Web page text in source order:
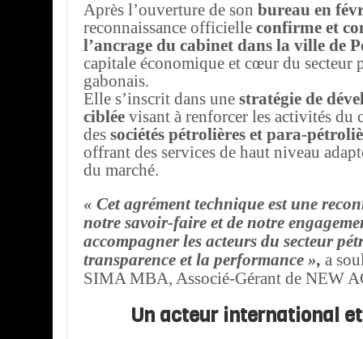
Après l’ouverture de son bureau en
reconnaissance officielle confirme et
l’ancrage du cabinet dans la ville de
capitale économique et cœur du secteur
gabonais.
Elle s’inscrit dans une stratégie de
ciblée visant à renforcer les activités du
des sociétés pétrolières et para-
offrant des services de haut niveau
du marché.
« Cet agrément technique est une
notre savoir-faire et de notre
accompagner les acteurs du secteur
transparence et la performance », a
SIMA MBA, Associé-Gérant de NEW
Un acteur international